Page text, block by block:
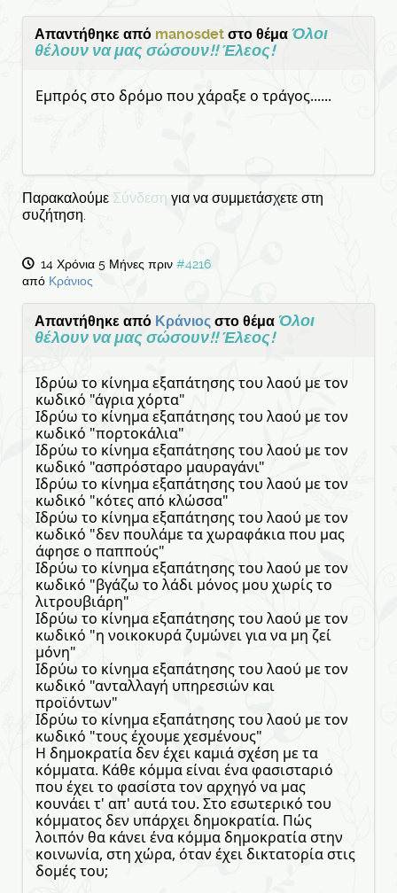
Απαντήθηκε από manosdet στο θέμα Όλοι
θέλουν να μας σώσουν!! Έλεος!
Εμπρός στο δρόμο που χάραξε ο τράγος......
Παρακαλούμε Σύνδεση για να συμμετάσχετε στη
συζήτηση.
14 Χρόνια 5 Μήνες πριν #4216
από Κράνιος
Απαντήθηκε από Κράνιος στο θέμα Όλοι
θέλουν να μας σώσουν!! Έλεος!
Ιδρύω το κίνημα εξαπάτησης του λαού με τον
κωδικό "άγρια χόρτα"
Ιδρύω το κίνημα εξαπάτησης του λαού με τον
κωδικό "πορτοκάλια"
Ιδρύω το κίνημα εξαπάτησης του λαού με τον
κωδικό "ασπρόσταρο μαυραγάνι"
Ιδρύω το κίνημα εξαπάτησης του λαού με τον
κωδικό "κότες από κλώσσα"
Ιδρύω το κίνημα εξαπάτησης του λαού με τον
κωδικό "δεν πουλάμε τα χωραφάκια που μας
άφησε ο παππούς"
Ιδρύω το κίνημα εξαπάτησης του λαού με τον
κωδικό "βγάζω το λάδι μόνος μου χωρίς το
λιτρουβιάρη"
Ιδρύω το κίνημα εξαπάτησης του λαού με τον
κωδικό "η νοικοκυρά ζυμώνει για να μη ζεί
μόνη"
Ιδρύω το κίνημα εξαπάτησης του λαού με τον
κωδικό "ανταλλαγή υπηρεσιών και
προϊόντων"
Ιδρύω το κίνημα εξαπάτησης του λαού με τον
κωδικό "τους έχουμε χεσμένους"
Η δημοκρατία δεν έχει καμιά σχέση με τα
κόμματα. Κάθε κόμμα είναι ένα φασισταριό
που έχει το φασίστα τον αρχηγό να μας
κουνάει τ' απ' αυτά του. Στο εσωτερικό του
κόμματος δεν υπάρχει δημοκρατία. Πώς
λοιπόν θα κάνει ένα κόμμα δημοκρατία στην
κοινωνία, στη χώρα, όταν έχει δικτατορία στις
δομές του;